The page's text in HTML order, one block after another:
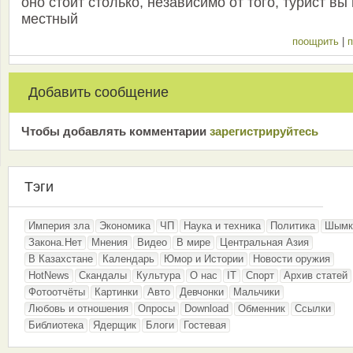
местный
поощрить |
Добавить сообщение
Чтобы добавлять комментарии зарeгиcтрирyйтeсь
Тэги
Империя зла Экономика ЧП Наука и техника Политика
Закона.Нет
Мнения Видео В мире
Центральная Азия
В Казахстане
Календарь Юмор и Истории
Новости оружия
HotNews
Скандалы Культура О нас IT Спорт
Архив статей
Фотоотчёты
Картинки Авто Девчонки
Мальчики
Любовь и отношения
Опросы Download Обменник
Ссылки
Библиотека
Ядерщик Блоги Гостевая